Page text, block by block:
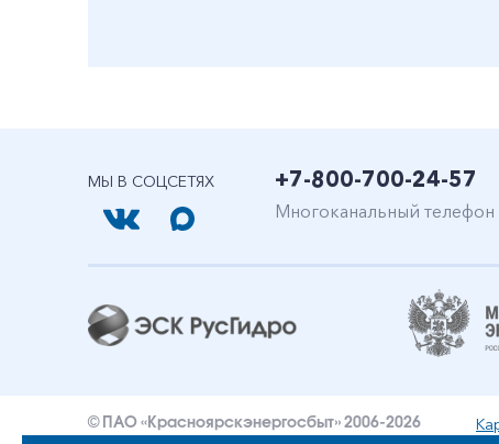
МЫ В СОЦСЕТЯХ +7-800-700-24-57
Многоканальный телефон
© ПАО «Красноярскэнергосбыт» 2006-2026